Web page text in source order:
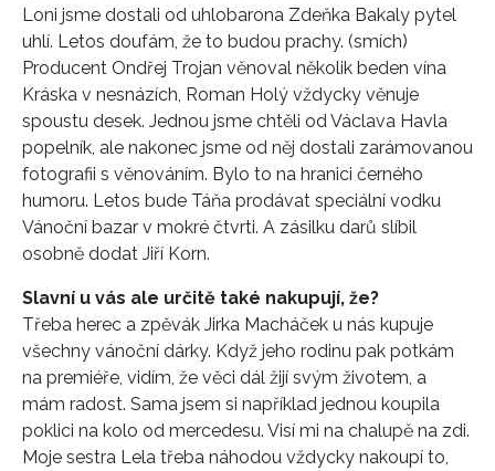
INFORMACE
REDAKCE
Loni jsme dostali od uhlobarona Zdeňka Bakaly pytel
uhlí. Letos doufám, že to budou prachy. (smích)
Producent Ondřej Trojan věnoval několik beden vína
Kráska v nesnázích, Roman Holý vždycky věnuje
spoustu desek. Jednou jsme chtěli od Václava Havla
popelník, ale nakonec jsme od něj dostali zarámovanou
fotografii s věnováním. Bylo to na hranici černého
humoru. Letos bude Táňa prodávat speciální vodku
Vánoční bazar v mokré čtvrti. A zásilku darů slíbil
osobně dodat Jiří Korn.
Slavní u vás ale určitě také nakupují, že?
Třeba herec a zpěvák Jirka Macháček u nás kupuje
všechny vánoční dárky. Když jeho rodinu pak potkám
na premiéře, vidím, že věci dál žijí svým životem, a
mám radost. Sama jsem si například jednou koupila
poklici na kolo od mercedesu. Visí mi na chalupě na zdi.
Moje sestra Lela třeba náhodou vždycky nakoupí to,